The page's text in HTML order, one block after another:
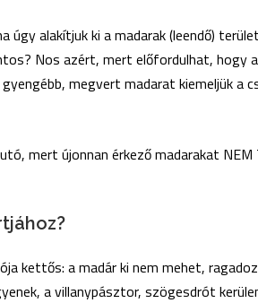
úgy alakítjuk ki a madarak (leendő)
Nos azért, mert előfordulhat, hogy
megvert madarat kiemeljük a
mert újonnan érkező madarakat NEM
kettős: a madár ki nem mehet,
a villanypásztor, szögesdrót